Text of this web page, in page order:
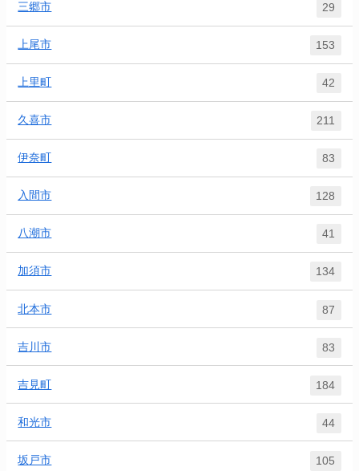
三郷市 29
上尾市 153
上里町 42
久喜市 211
伊奈町 83
入間市 128
八潮市 41
加須市 134
北本市 87
吉川市 83
吉見町 184
和光市 44
坂戸市 105